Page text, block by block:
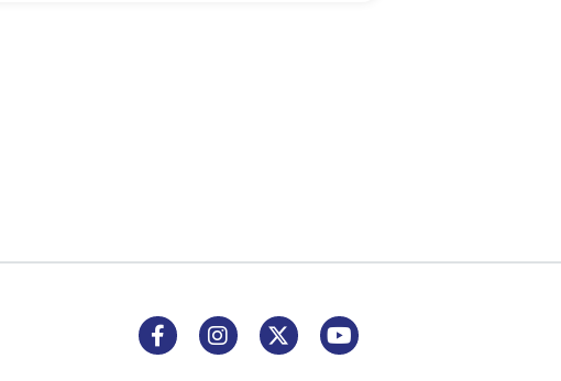
Enlace a Facebook
Enlace a Instagram
Enlace a X (Twitter)
Enlace a Youtube Channel